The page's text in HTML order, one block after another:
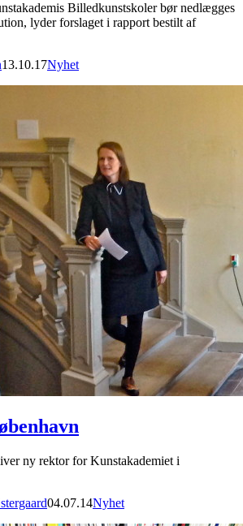
Billedkunstskoler bør nedlægges
lyder forslaget i rapport bestilt af
13.10.17Nyhet
ny rektor for Kunstakademiet i
04.07.14Nyhet